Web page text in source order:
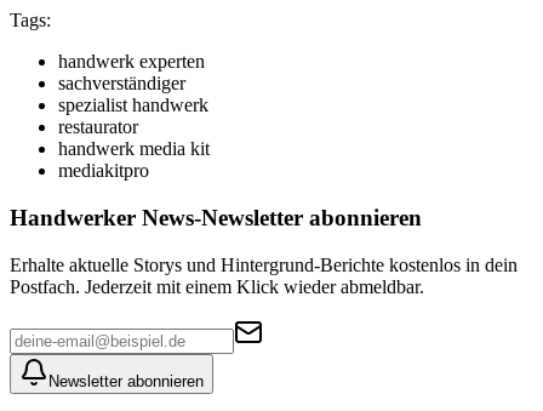
Tags:
handwerk experten
sachverständiger
spezialist handwerk
restaurator
handwerk media kit
mediakitpro
Handwerker News-Newsletter abonnieren
Erhalte aktuelle Storys und Hintergrund-Berichte kostenlos in dein
Postfach. Jederzeit mit einem Klick wieder abmeldbar.
Newsletter abonnieren